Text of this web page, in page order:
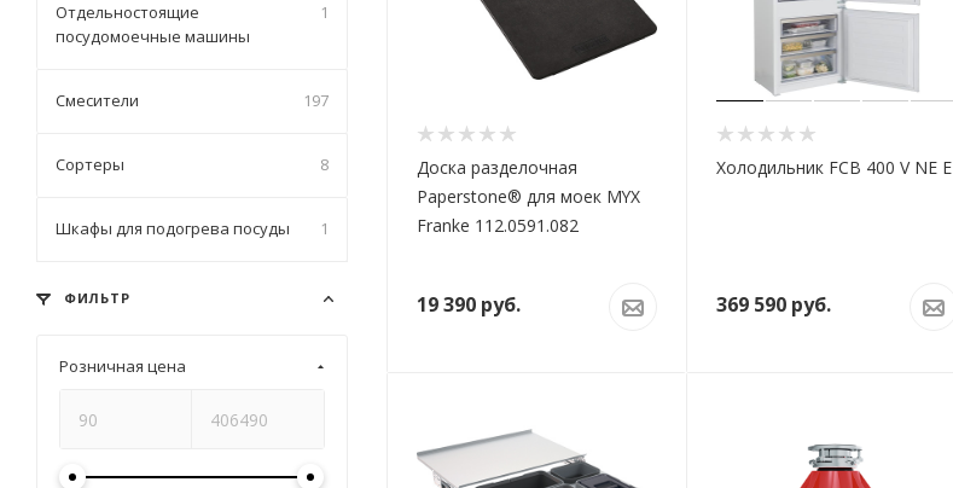
Доска разделочная
Paperstone® для моек MYX
Franke 112.0591.082
19 390 руб.
Холодильник FCB 400 V NE E
369 590 руб.
Отдельностоящие
посудомоечные машины
1
Смесители 197
Сортеры 8
Шкафы для подогрева посуды 1
ФИЛЬТР
Розничная цена